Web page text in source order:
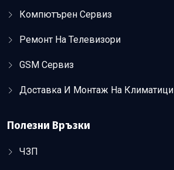
Компютърен Сервиз
Ремонт На Телевизори
GSM Сервиз
Доставка И Монтаж На Климатици
Полезни Връзки
ЧЗП